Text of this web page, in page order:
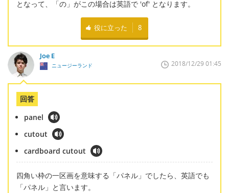
となって、「の」がこの場合は英語で 'of' となります。
役に立った 8
Joe E
ニュージーランド 2018/12/29 01:45
回答
panel
cutout
cardboard cutout
四角い枠の一区画を意味する「パネル」でしたら、英語でも
「パネル」と言います。